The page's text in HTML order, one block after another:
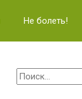
Не болеть!
Найти: